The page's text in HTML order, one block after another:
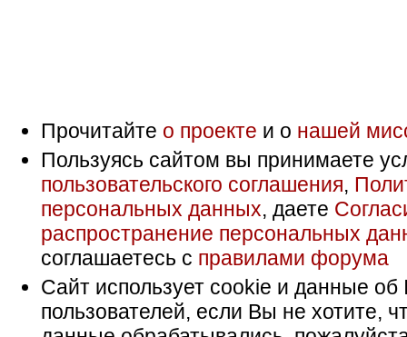
Прочитайте о проекте и о нашей
Пользуясь сайтом вы принимаете
пользовательского соглашения,
персональных данных, даете
распространение персональных
соглашаетесь с правилами форума
Сайт использует cookie и данные об
пользователей, если Вы не хотите,